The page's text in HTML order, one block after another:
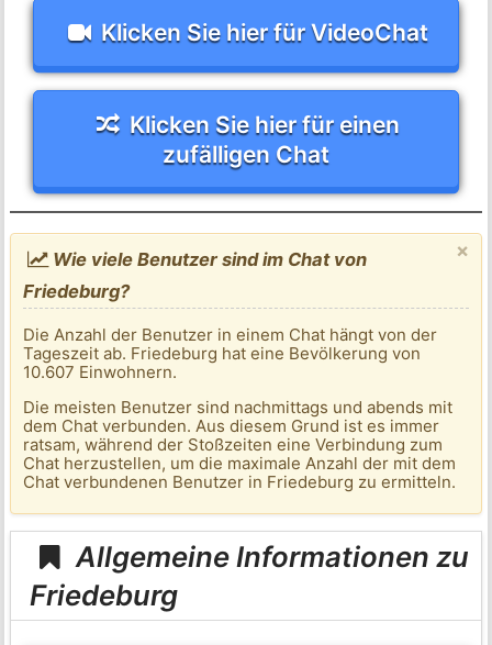
Klicken Sie hier für VideoChat
Klicken Sie hier für einen
zufälligen Chat
×
Wie viele Benutzer sind im Chat von
Friedeburg?
Die Anzahl der Benutzer in einem Chat hängt von der
Tageszeit ab. Friedeburg hat eine Bevölkerung von
10.607 Einwohnern.
Die meisten Benutzer sind nachmittags und abends mit
dem Chat verbunden. Aus diesem Grund ist es immer
ratsam, während der Stoßzeiten eine Verbindung zum
Chat herzustellen, um die maximale Anzahl der mit dem
Chat verbundenen Benutzer in Friedeburg zu ermitteln.
Allgemeine Informationen zu
Friedeburg